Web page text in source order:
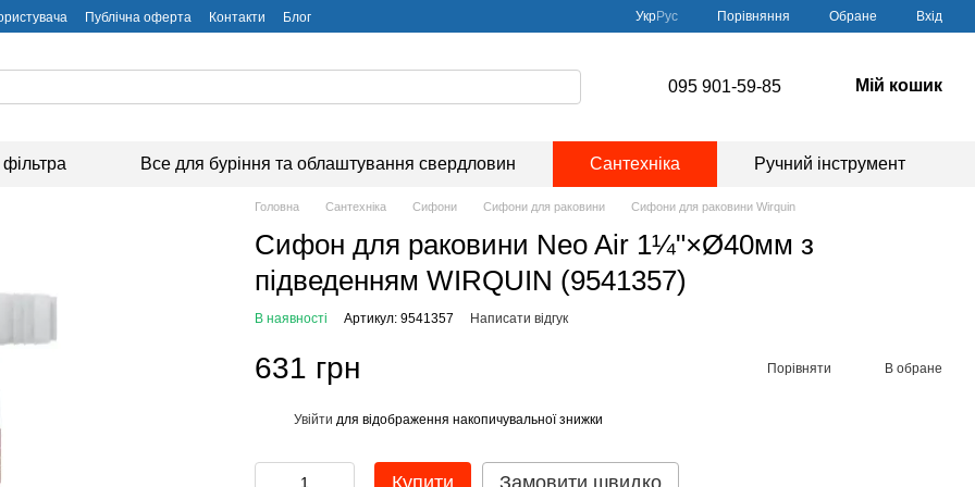
Публічна оферта Контакти Блог УкрРус Порівняння Обране Вхід
095 901-59-85 Мій кошик
Все для буріння та облаштування свердловин Сантехніка Ручний інструмент
Головна Сантехніка Сифони Сифони для раковини Сифони для раковини Wirquin
Сифон для раковини Neo Air 1¼"×Ø40мм з
підведенням WIRQUIN (9541357)
В наявності Артикул: 9541357 Написати відгук
631 грн Порівняти В обране
Увійти для відображення накопичувальної знижки
Купити Замовити швидко